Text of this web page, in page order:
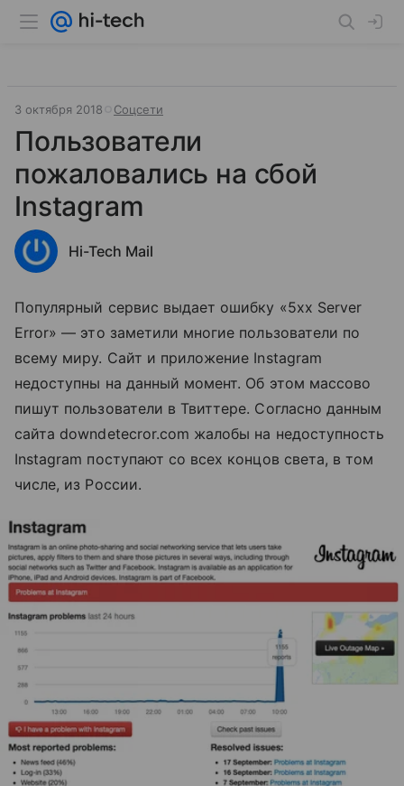
3 октября 2018 Соцсети
Пользователи
пожаловались на сбой
Instagram
Hi-Tech Mail
Популярный сервис выдает ошибку «5xx Server
Error» — это заметили многие пользователи по
всему миру. Сайт и приложение Instagram
недоступны на данный момент. Об этом массово
пишут пользователи в Твиттере. Согласно данным
сайта downdetecror.com жалобы на недоступность
Instagram поступают со всех концов света, в том
числе, из России.